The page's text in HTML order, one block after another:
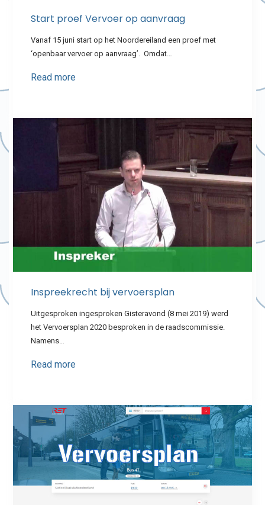
Start proef Vervoer op aanvraag
Vanaf 15 juni start op het Noordereiland een proef met
‘openbaar vervoer op aanvraag’. Omdat…
Read more
Inspreekrecht bij vervoersplan
Uitgesproken ingesproken Gisteravond (8 mei 2019) werd
het Vervoersplan 2020 besproken in de raadscommissie.
Namens…
Read more